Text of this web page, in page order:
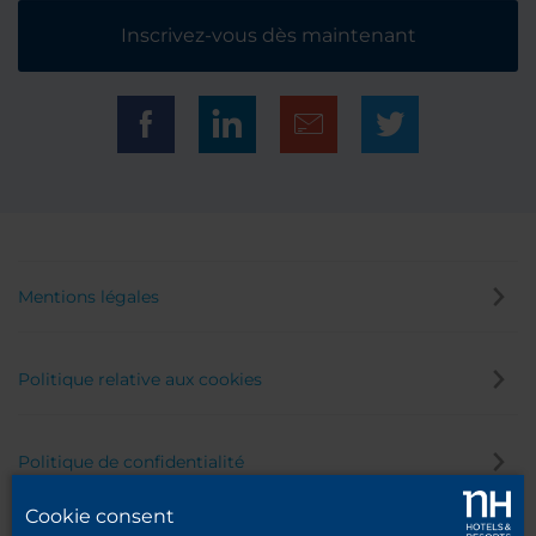
Inscrivez-vous dès maintenant
Mentions légales
Politique relative aux cookies
Politique de confidentialité
Cookie consent